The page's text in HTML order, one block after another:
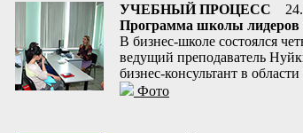
УЧЕБНЫЙ ПРОЦЕСС
Программа школы
В бизнес-школе состоялся
ведущий преподаватель
бизнес-консультант в
Фото